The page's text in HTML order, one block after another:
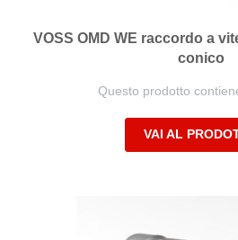
VOSS OMD WE raccordo a
conico
Questo prodotto
VAI AL